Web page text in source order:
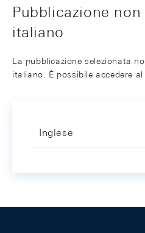
Pubblicazione
italiano
La pubblicazione selezionata
italiano. È possibile accedere
Inglese